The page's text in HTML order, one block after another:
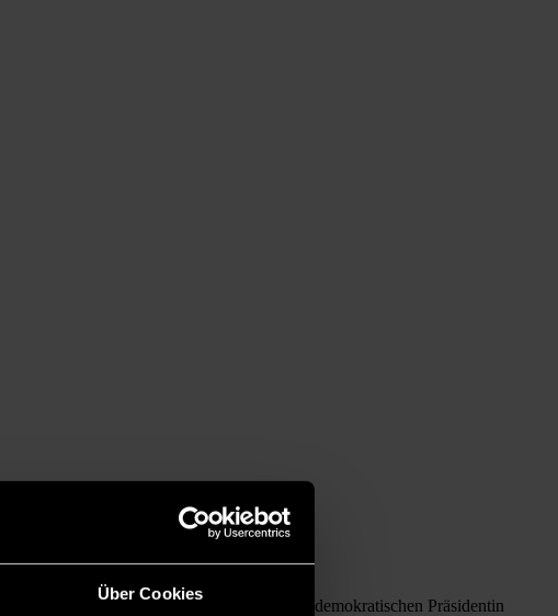
Über Cookies
darüber, ob die Menschheit mit einer demokratischen Präsidentin